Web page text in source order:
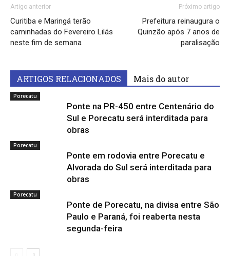
Artigo anterior
Curitiba e Maringá terão
caminhadas do Fevereiro Lilás
neste fim de semana
Próximo artigo
Prefeitura reinaugura o
Quinzão após 7 anos de
paralisação
ARTIGOS RELACIONADOS Mais do autor
Porecatu
Ponte na PR-450 entre Centenário do
Sul e Porecatu será interditada para
obras
Porecatu
Ponte em rodovia entre Porecatu e
Alvorada do Sul será interditada para
obras
Porecatu
Ponte de Porecatu, na divisa entre São
Paulo e Paraná, foi reaberta nesta
segunda-feira